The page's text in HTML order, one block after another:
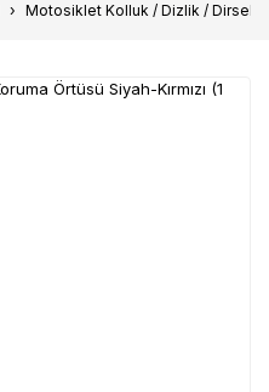
Motosiklet Kolluk / Dizlik /